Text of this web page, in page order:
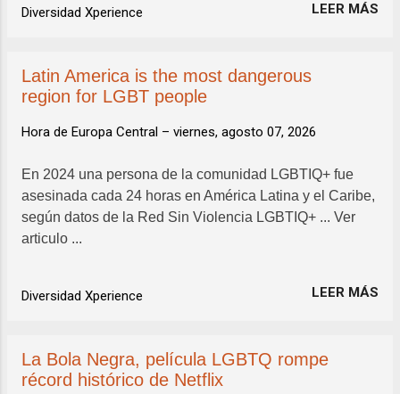
Diversidad Xperience LEER MÁS
Latin America is the most dangerous
region for LGBT people
Hora de Europa Central – viernes, agosto 07, 2026
En 2024 una persona de la comunidad LGBTIQ+ fue
asesinada cada 24 horas en América Latina y el Caribe,
según datos de la Red Sin Violencia LGBTIQ+ ... Ver
articulo ...
Diversidad Xperience LEER MÁS
La Bola Negra, película LGBTQ rompe
récord histórico de Netflix